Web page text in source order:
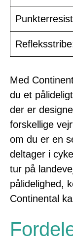
Med
du et
der er
forskellige
om du er en
deltager i
tur på
pålidelighed,
Continental